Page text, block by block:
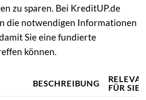
zu sparen. Bei KreditUP.de
die notwendigen Informationen
Sie eine fundierte
können.
BESCHREIBUNG
FÜR SIE